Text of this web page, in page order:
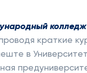
краткие
в